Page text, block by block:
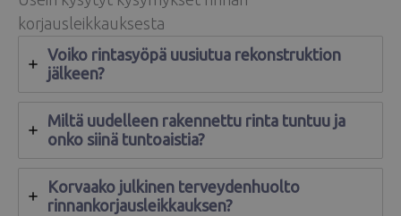
korjausleikkauksesta
Voiko rintasyöpä uusiutua rekonstruktion
jälkeen?
Miltä uudelleen rakennettu rinta tuntuu ja
onko siinä tuntoaistia?
Korvaako julkinen terveydenhuolto
rinnankorjausleikkauksen?